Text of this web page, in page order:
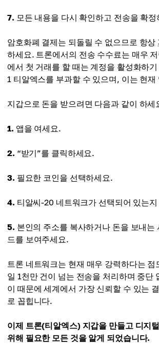
7. 모든 내용을 다시 확인하고 전송을 확정
암호화폐 결제는 되돌릴 수 없으므로 항상
하세요. 트론에서의 전송 수수료는 매우
에서 첫 거래를 할 때는 계정을 활성화하
1 티알엑스를 부과할 수 있으며, 이는 현
지갑으로 돈을 받으려면 다음과 같이 하세
1. 앱을 여세요.
2. “받기”를 클릭하세요.
3. 필요한 코인을 선택하세요.
4. 티알씨-20 네트워크가 선택되어 있는
5. 본인의 주소를 복사하거나 돈을 보내는
드를 보여주세요.
트론 네트워크는 현재 매우 강력하다는 점
일 1천만 건이 넘는 전송을 처리하며 중단
이 때문에 세계에서 가장 신뢰할 수 있는
로 꼽힙니다.
이제 트론(티알엑스) 지갑을 만들고 디지
위해 필요한 모든 것을 알게 되었습니다.